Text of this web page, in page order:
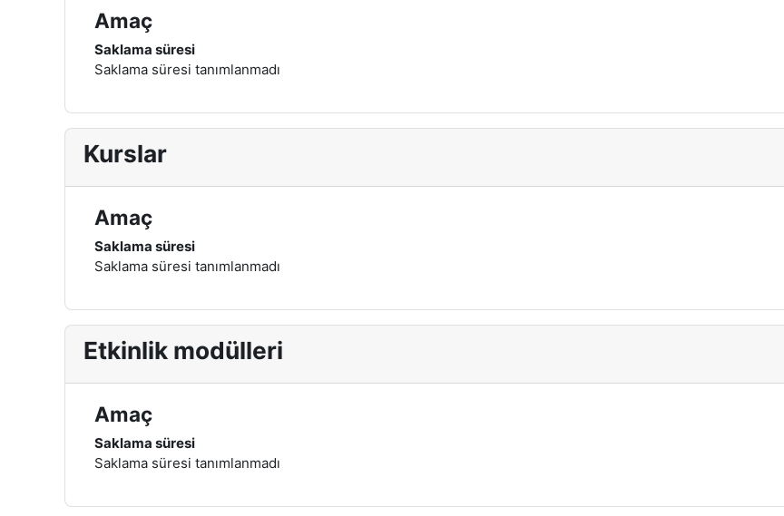
Amaç
Saklama süresi
Saklama süresi tanımlanmadı
Kurslar
Amaç
Saklama süresi
Saklama süresi tanımlanmadı
Etkinlik modülleri
Amaç
Saklama süresi
Saklama süresi tanımlanmadı